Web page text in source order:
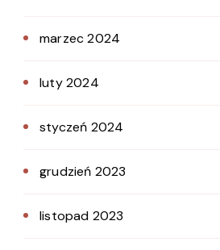
marzec 2024
luty 2024
styczeń 2024
grudzień 2023
listopad 2023